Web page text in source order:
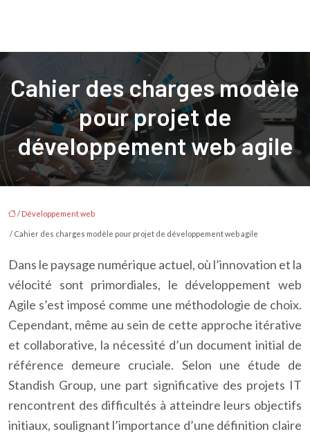
Cahier des charges modèle
pour projet de
développement web agile
/ Développement web
/ Cahier des charges modèle pour projet de développement web agile
Dans le paysage numérique actuel, où l’innovation et la
vélocité sont primordiales, le développement web
Agile s’est imposé comme une méthodologie de choix.
Cependant, même au sein de cette approche itérative
et collaborative, la nécessité d’un document initial de
référence demeure cruciale. Selon une étude de
Standish Group, une part significative des projets IT
rencontrent des difficultés à atteindre leurs objectifs
initiaux, soulignant l’importance d’une définition claire